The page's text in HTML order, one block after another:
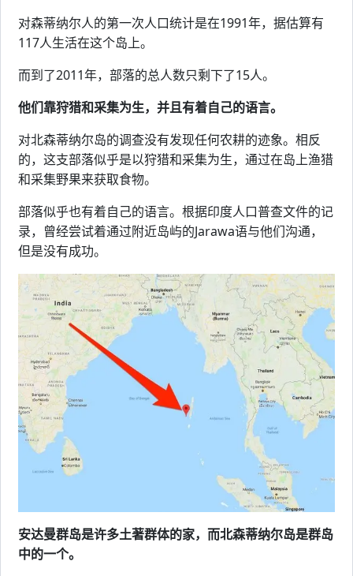
对森蒂纳尔人的第一次人口统计是在1991年，据估算有
117人生活在这个岛上。
而到了2011年，部落的总人数只剩下了15人。
他们靠狩猎和采集为生，并且有着自己的语言。
对北森蒂纳尔岛的调查没有发现任何农耕的迹象。相反
的，这支部落似乎是以狩猎和采集为生，通过在岛上渔猎
和采集野果来获取食物。
部落似乎也有着自己的语言。根据印度人口普查文件的记
录，曾经尝试着通过附近岛屿的Jarawa语与他们沟通，
但是没有成功。
安达曼群岛是许多土著群体的家，而北森蒂纳尔岛是群岛
中的一个。